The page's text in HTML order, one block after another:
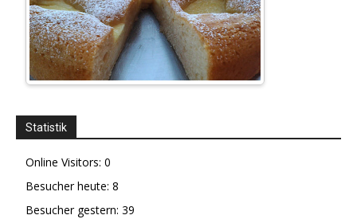
Statistik
Online Visitors: 0
Besucher heute: 8
Besucher gestern: 39